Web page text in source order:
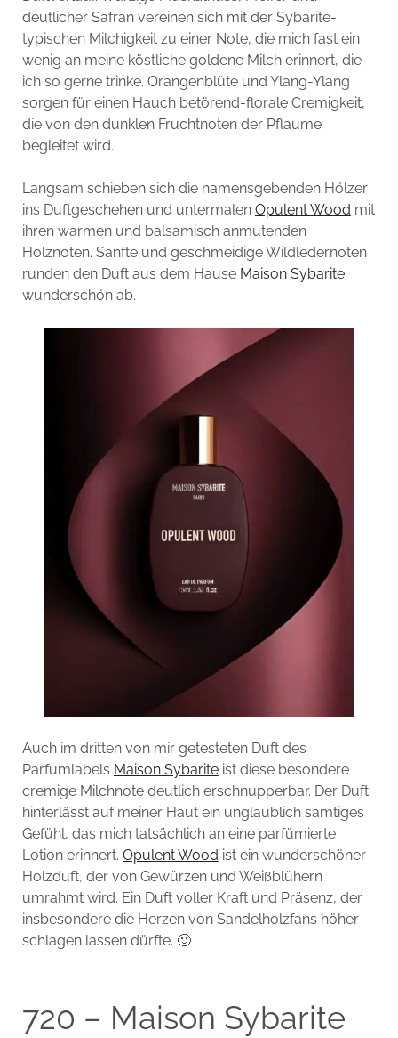
deutlicher Safran vereinen sich mit der Sybarite-
typischen Milchigkeit zu einer Note, die mich fast ein
wenig an meine köstliche goldene Milch erinnert, die
ich so gerne trinke. Orangenblüte und Ylang-Ylang
sorgen für einen Hauch betörend-florale Cremigkeit,
die von den dunklen Fruchtnoten der Pflaume
begleitet wird.
Langsam schieben sich die namensgebenden Hölzer
ins Duftgeschehen und untermalen Opulent Wood mit
ihren warmen und balsamisch anmutenden
Holznoten. Sanfte und geschmeidige Wildledernoten
runden den Duft aus dem Hause Maison Sybarite
wunderschön ab.
Auch im dritten von mir getesteten Duft des
Parfumlabels Maison Sybariteist diese besondere
cremige Milchnote deutlich erschnupperbar. Der Duft
hinterlässt auf meiner Haut ein unglaublich samtiges
Gefühl, das mich tatsächlich an eine parfümierte
Lotion erinnert. Opulent Wood ist ein wunderschöner
Holzduft, der von Gewürzen und Weißblühern
umrahmt wird. Ein Duft voller Kraft und Präsenz, der
insbesondere die Herzen von Sandelholzfans höher
schlagen lassen dürfte. 🙂
720 – Maison Sybarite